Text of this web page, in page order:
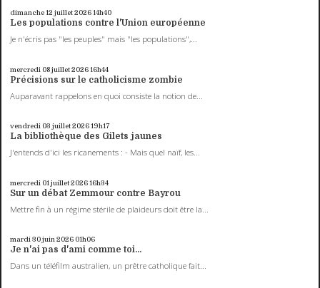
dimanche 12 juillet 202614h40
Les populations contre l'Union européenne
Je n'écris pas "les peuples" mais "les populations",...
mercredi 08juillet 202616h44
Précisions sur le catholicisme zombie
Auparavant rappelons en quoi consiste la notion de...
vendredi 03 juillet 202619h17
La bibliothèque des Gilets jaunes
J'entends d'ici les ricanements : - Mais quel naïf, les...
mercredi 01 juillet 202616h34
Sur un débat Zemmour contre Bayrou
Mettre fin à un régime stérile de plaideurs doit être la...
mardi 30juin 2026 01h06
Je n'ai pas d'ami comme toi...
Dans un téléfilm australien, un prêtre catholique fait...